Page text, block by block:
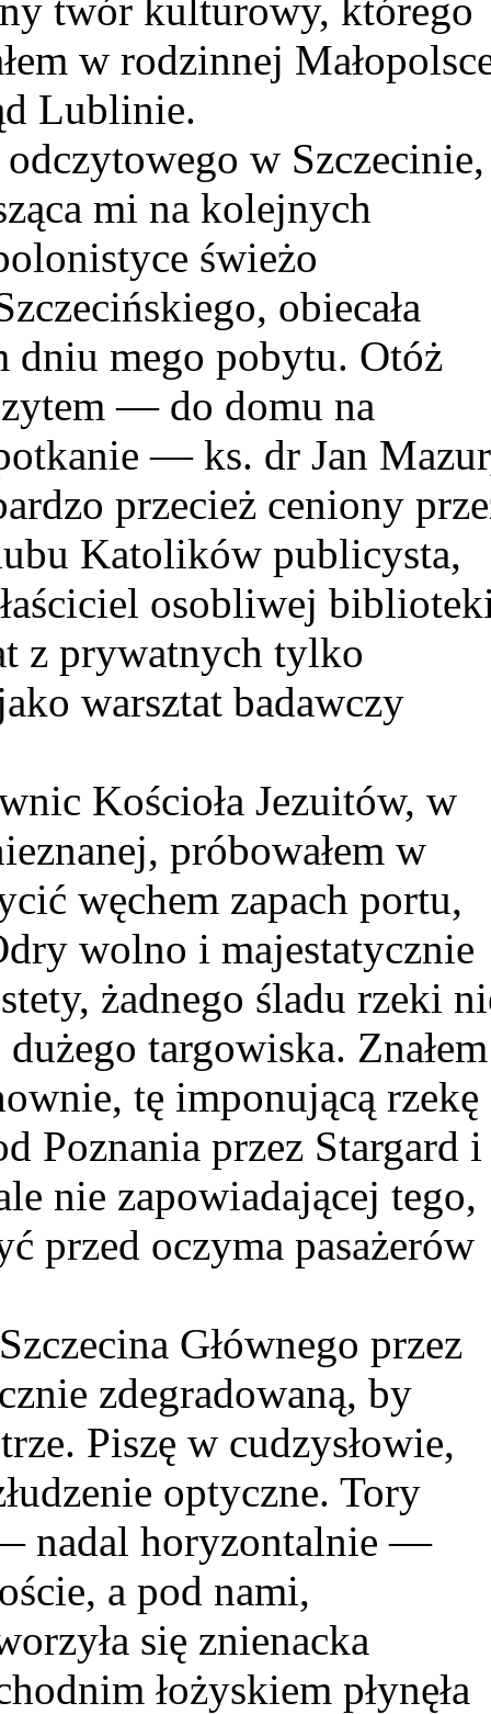
twór kulturowy, którego
w rodzinnej
Lublinie.
w Szczecinie,
mi na kolejnych
świeżo
obiecała
dniu mego pobytu. Otóż
— do domu na
— ks. dr Jan
przecież ceniony
Katolików publicysta,
osobliwej
z prywatnych tylko
warsztat badawczy
Kościoła Jezuitów, w
próbowałem w
węchem zapach portu,
wolno i majestatycznie
żadnego śladu rzeki
targowiska. Znałem
tę imponującą rzekę
Poznania przez Stargard i
nie zapowiadającej tego,
przed oczyma pasażerów
Głównego przez
zdegradowaną, by
Piszę w cudzysłowie,
optyczne. Tory
nadal horyzontalnie —
a pod nami,
się znienacka
łożyskiem płynęła